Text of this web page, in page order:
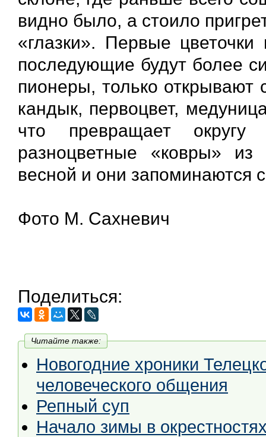
видно было, а стоило
«глазки». Первые
последующие будут более
пионеры, только открывают
кандык, первоцвет,
что превращает
разноцветные «ковры» из
весной и они запоминаются
Фото М. Сахневич
Поделиться:
Читайте также:
Новогодние хроники Телецкого деда
человеческого общения
Репный суп
Начало зимы в